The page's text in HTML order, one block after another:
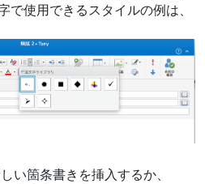
で使用できるスタイルの例は、
い箇条書きを挿入するか、